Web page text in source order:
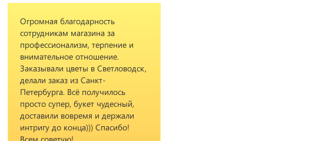
Огромная благодарность
сотрудникам магазина за
профессионализм, терпение и
внимательное отношение.
Заказывали цветы в Светловодск,
делали заказ из Санкт-
Петербурга. Всё получилось
просто супер, букет чудесный,
доставили вовремя и держали
интригу до конца))) Спасибо!